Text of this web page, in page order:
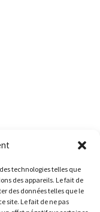
technologies telles que
des appareils. Le fait de
des données telles que le
site. Le fait de ne pas